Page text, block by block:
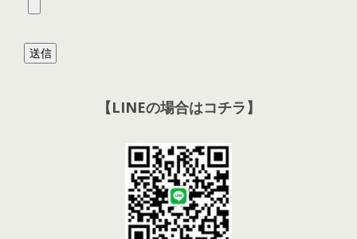
【LINEの場合はコチラ】